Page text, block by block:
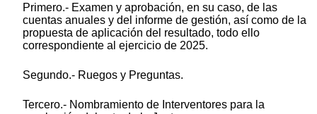
Primero.- Examen y aprobación, en su caso, de las
cuentas anuales y del informe de gestión, así como de la
propuesta de aplicación del resultado, todo ello
correspondiente al ejercicio de 2025.
Segundo.- Ruegos y Preguntas.
Tercero.- Nombramiento de Interventores para la